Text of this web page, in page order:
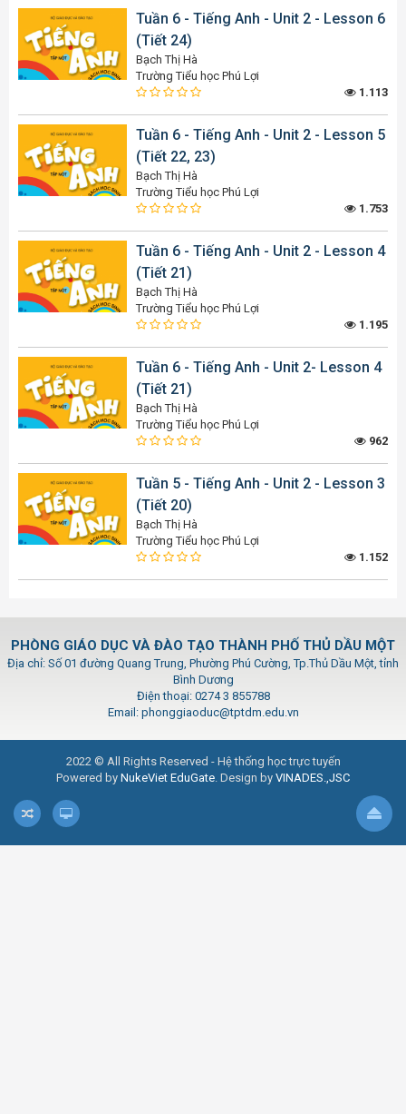
Tuần 6 - Tiếng Anh - Unit 2 - Lesson 6
(Tiết 24)
Bạch Thị Hà
Trường Tiểu học Phú Lợi
1.113
Tuần 6 - Tiếng Anh - Unit 2 - Lesson 5
(Tiết 22, 23)
Bạch Thị Hà
Trường Tiểu học Phú Lợi
1.753
Tuần 6 - Tiếng Anh - Unit 2 - Lesson 4
(Tiết 21)
Bạch Thị Hà
Trường Tiểu học Phú Lợi
1.195
Tuần 6 - Tiếng Anh - Unit 2- Lesson 4
(Tiết 21)
Bạch Thị Hà
Trường Tiểu học Phú Lợi
962
Tuần 5 - Tiếng Anh - Unit 2 - Lesson 3
(Tiết 20)
Bạch Thị Hà
Trường Tiểu học Phú Lợi
1.152
PHÒNG GIÁO DỤC VÀ ĐÀO TẠO THÀNH PHỐ THỦ DẦU MỘT
Địa chỉ: Số 01 đường Quang Trung, Phường Phú Cường, Tp.Thủ Dầu Một, tỉnh
Bình Dương
Điện thoại: 0274 3 855788
Email: phonggiaoduc@tptdm.edu.vn
2022 © All Rights Reserved - Hệ thống học trực tuyến
Powered by NukeViet EduGate . Design by VINADES.,JSC